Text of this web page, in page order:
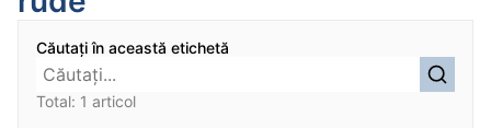
Căutați în această etichetă
Total: 1 articol